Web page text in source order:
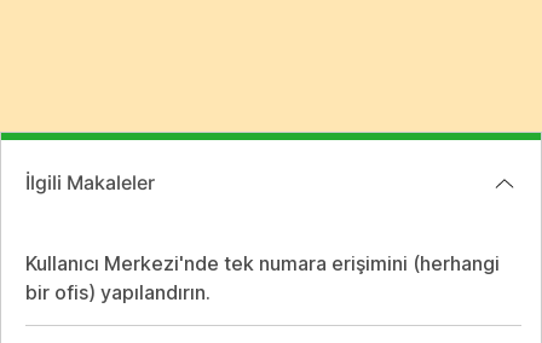
İlgili Makaleler
Kullanıcı Merkezi'nde tek numara erişimini (herhangi
bir ofis) yapılandırın.